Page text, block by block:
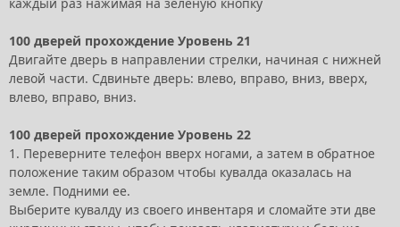
100 дверей прохождение Уровень 21
Двигайте дверь в направлении стрелки, начиная с нижней
левой части. Сдвиньте дверь: влево, вправо, вниз, вверх,
влево, вправо, вниз.
100 дверей прохождение Уровень 22
1. Переверните телефон вверх ногами, а затем в обратное
положение таким образом чтобы кувалда оказалась на
земле. Подними ее.
Выберите кувалду из своего инвентаря и сломайте эти две